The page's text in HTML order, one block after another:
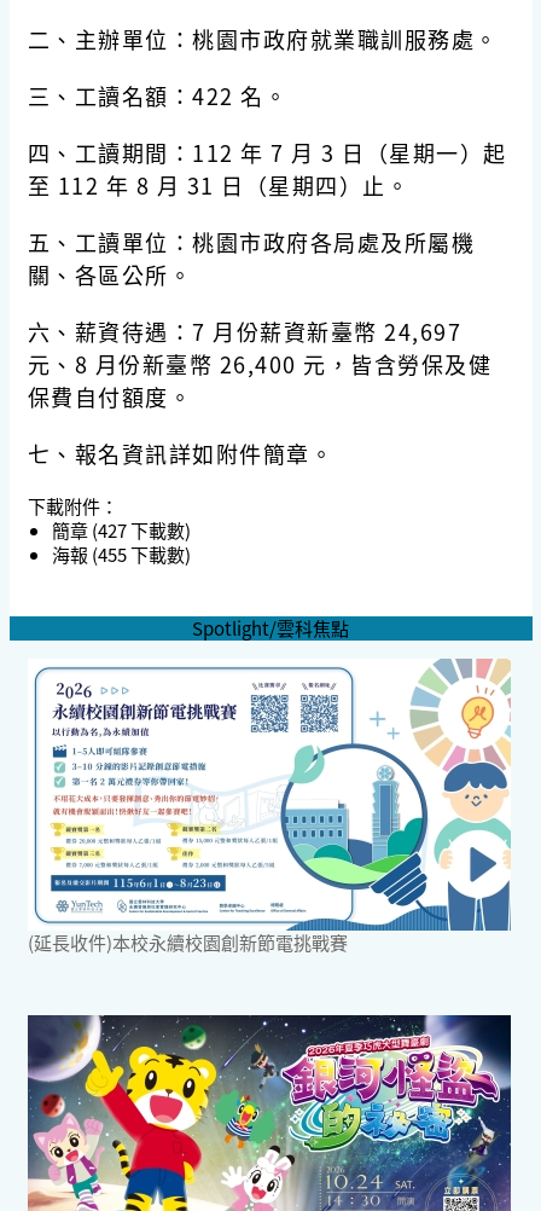
二、主辦單位：桃園市政府就業職訓服務處。
三、工讀名額：422 名。
四、工讀期間：112 年 7 月 3 日（星期一）起
至 112 年 8 月 31 日（星期四）止。
五、工讀單位：桃園市政府各局處及所屬機
關、各區公所。
六、薪資待遇：7 月份薪資新臺幣 24,697
元、8 月份新臺幣 26,400 元，皆含勞保及健
保費自付額度。
七、報名資訊詳如附件簡章。
下載附件：
簡章 (427 下載數)
海報 (455 下載數)
Spotlight/雲科焦點
(延長收件)本校永續校園創新節電挑戰賽